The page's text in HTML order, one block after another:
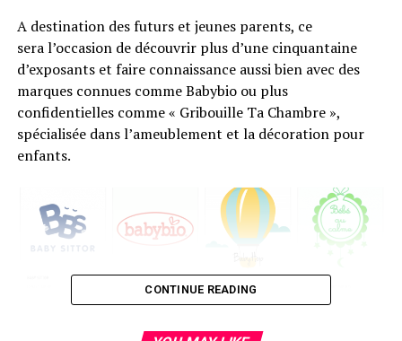
A destination des futurs et jeunes parents, ce
sera l’occasion de découvrir plus d’une cinquantaine
d’exposants et faire connaissance aussi bien avec des
marques connues comme Babybio ou plus
confidentielles comme « Gribouille Ta Chambre »,
spécialisée dans l’ameublement et la décoration pour
enfants.
CONTINUE READING